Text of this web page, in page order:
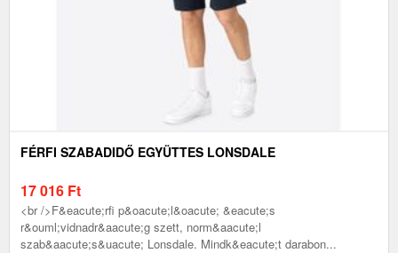
FÉRFI SZABADIDŐ EGYÜTTES LONSDALE
17 016 Ft
<br />F&eacute;rfi p&oacute;l&oacute; &eacute;s
r&ouml;vidnadr&aacute;g szett, norm&aacute;l
szab&aacute;s&uacute; Lonsdale. Mindk&eacute;t darabon...